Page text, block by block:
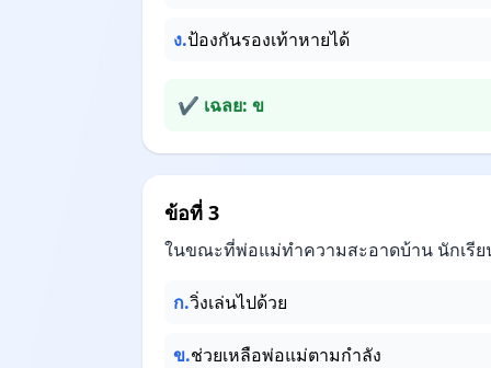
ง.ป้องกันรองเท้าหายได้
✔ เฉลย: ข
ข้อที่ 3
ในขณะที่พ่อแม่ทำความสะอาดบ้าน นักเรีย
ก.วิ่งเล่นไปด้วย
ข.ช่วยเหลือพ่อแม่ตามกำลัง